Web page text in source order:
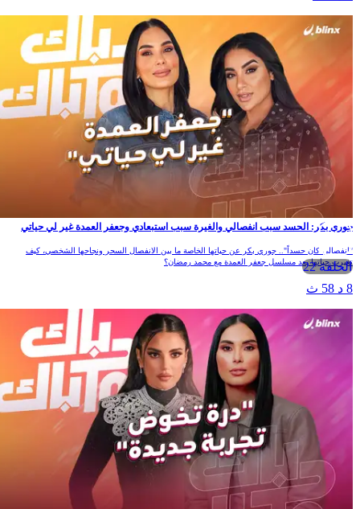
الحلقة 22
جوري بكر: الحسد سبب انفصالي والغيرة سبب استبعادي وجعفر العمدة غير لي حياتي
"انفصالي كان حسداً".. جوري بكر عن حياتها الخاصة ما بين الانفصال السحر ونجاحها الشخصي، كيف
تغيرت حياتها بعد مسلسل جعفر العمدة مع محمد رمضان؟